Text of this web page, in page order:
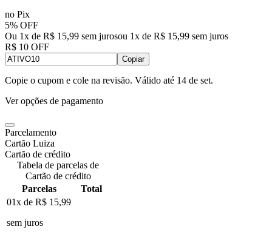
no Pix
5% OFF
Ou 1x de R$ 15,99 sem jurosou 1x de R$ 15,99 sem juros
R$ 10 OFF
Copiar
Copie o cupom e cole na revisão. Válido até 14 de set.
Ver opções de pagamento
Parcelamento
Cartão Luiza
Cartão de crédito
Tabela de parcelas de
Cartão de crédito
Parcelas
Total
01x de R$ 15,99
sem juros